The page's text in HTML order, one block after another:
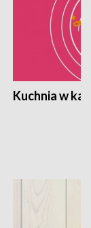
Kuchnia w